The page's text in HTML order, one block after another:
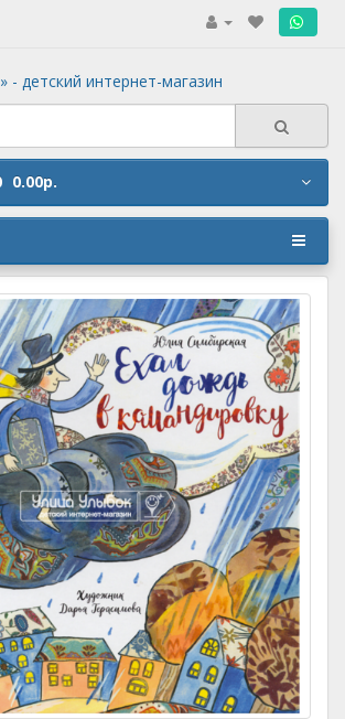
0.00р.